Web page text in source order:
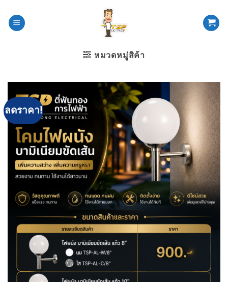
หมวดหมู่สิค้า
ลดราคา!